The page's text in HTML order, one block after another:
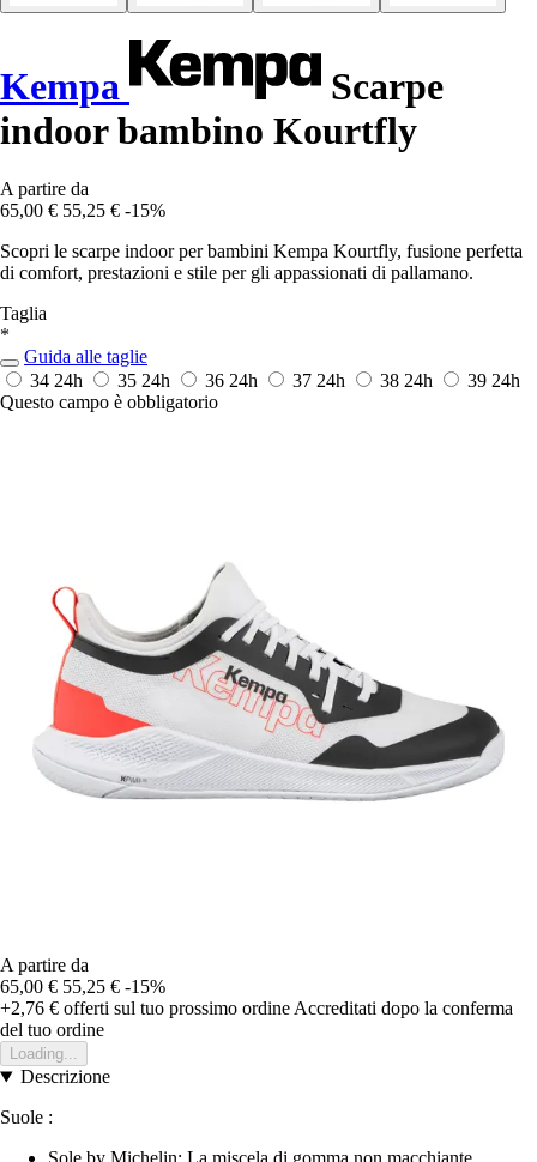
Kempa
Scarpe
indoor bambino Kourtfly
A partire da
65,00 € 55,25 € -15%
Scopri le scarpe indoor per bambini Kempa Kourtfly, fusione perfetta
di comfort, prestazioni e stile per gli appassionati di pallamano.
Taglia
*
Guida alle taglie
34 24h 35 24h 36 24h 37 24h 38 24h 39 24h
Questo campo è obbligatorio
A partire da
65,00 € 55,25 € -15%
+2,76 € offerti sul tuo prossimo ordine Accreditati dopo la conferma
del tuo ordine
Loading...
Descrizione
Suole :